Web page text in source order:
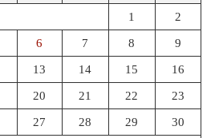
1 2
6 7 8 9
13 14 15 16
20 21 22 23
27 28 29 30